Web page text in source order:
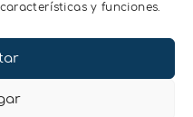
y funciones.